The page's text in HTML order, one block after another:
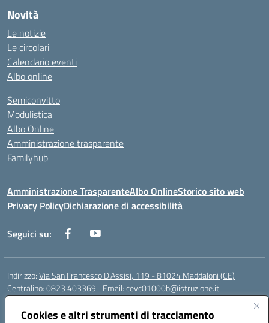
Cookies e altri strumenti di tracciamento
Novità
Le notizie
Le circolari
Calendario eventi
Albo online
Semiconvitto
Modulistica
Albo Online
Amministrazione trasparente
Familyhub
Amministrazione TrasparenteAlbo OnlineStorico sito web
Privacy PolicyDichiarazione di accessibilità
Seguici su:
Indirizzo:Via San Francesco D'Assisi, 119 - 81024 Maddaloni (CE)
Centralino:0823 403369 Email:cevc01000b@istruzione.it
Posta elettronica certificata (PEC):